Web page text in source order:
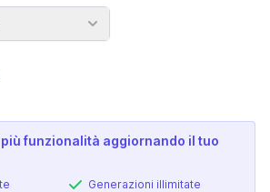
funzionalità aggiornando il tuo
Generazioni illimitate